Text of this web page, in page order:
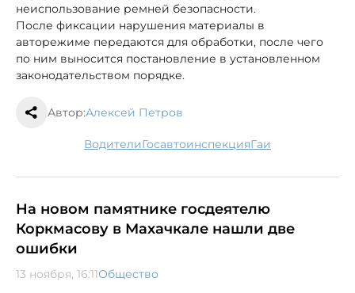
неиспользование ремней безопасности.
После фиксации нарушения материалы в
авторежиме передаются для обработки, после чего
по ним выносится постановление в установленном
законодательством порядке.
Автор:Алексей Петров
водители госавтоинспекция гаи
На новом памятнике госдеятелю
Коркмасову в Махачкале нашли две
ошибки
13 ноября, 16:11Общество